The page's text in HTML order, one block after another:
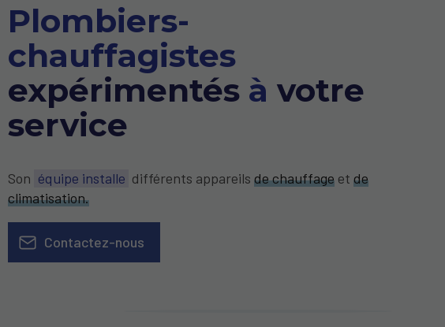
Plombiers-
chauffagistes
expérimentés àvotre
service
Son équipe installe différents appareilsde chauffage etde
climatisation.
Contactez-nous